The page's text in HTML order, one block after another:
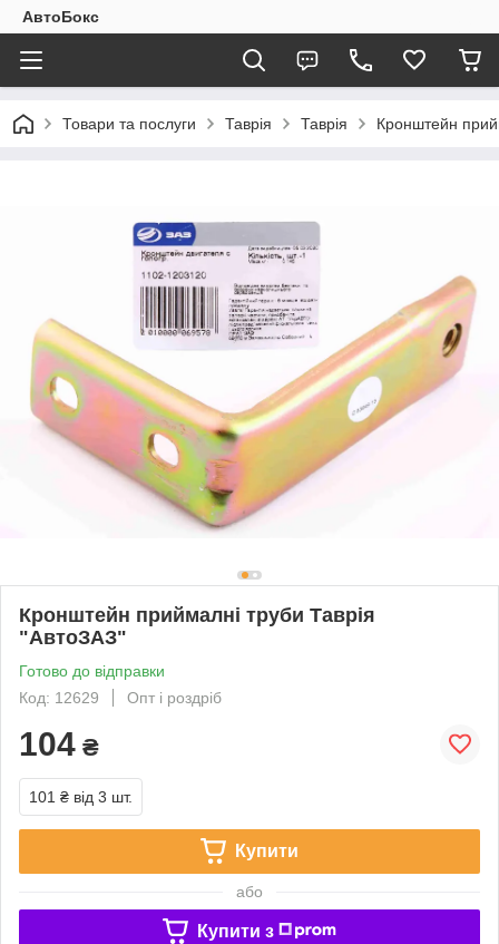
АвтоБокс
Товари та послуги Таврія Таврія Кронштейн
Кронштейн приймалні труби Таврія
"АвтоЗАЗ"
Готово до відправки
Код: 12629
Опт і роздріб
104 ₴
101 ₴ від 3 шт.
Купити
або
Купити з